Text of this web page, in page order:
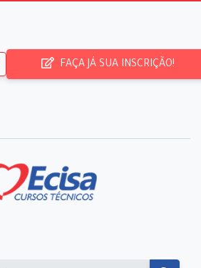
FAÇA JÁ SUA INSCRIÇÃO!